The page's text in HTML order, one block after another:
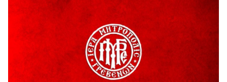
5 Αυγούστου 2026
Γρεβενά: Συνελήφθη 18χρονος αλλοδαπός, για κλοπή
εξοπλισμού γυμναστηρίου
5 Αυγούστου 2026
ΑΗ ΛΑΟΣ | 5 Αυγούστου | Υπαίθριο Θέατρο “Καστράκι”,